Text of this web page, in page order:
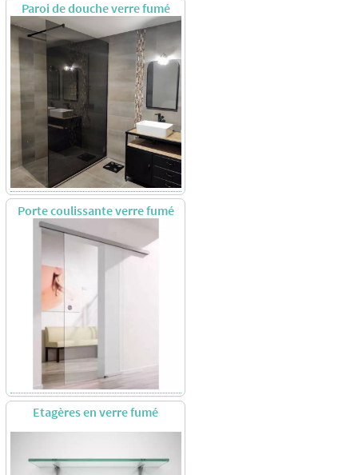
Paroi de douche verre fumé
Porte coulissante verre fumé
Etagères en verre fumé